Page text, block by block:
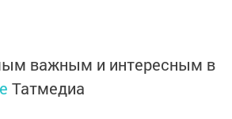
важным и интересным в
Татмедиа